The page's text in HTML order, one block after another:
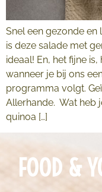
Snel een gezonde en
is deze salade met
ideaal! En, het fijne
wanneer je bij ons
programma volgt.
Allerhande. Wat heb
quinoa […]
FOOD &